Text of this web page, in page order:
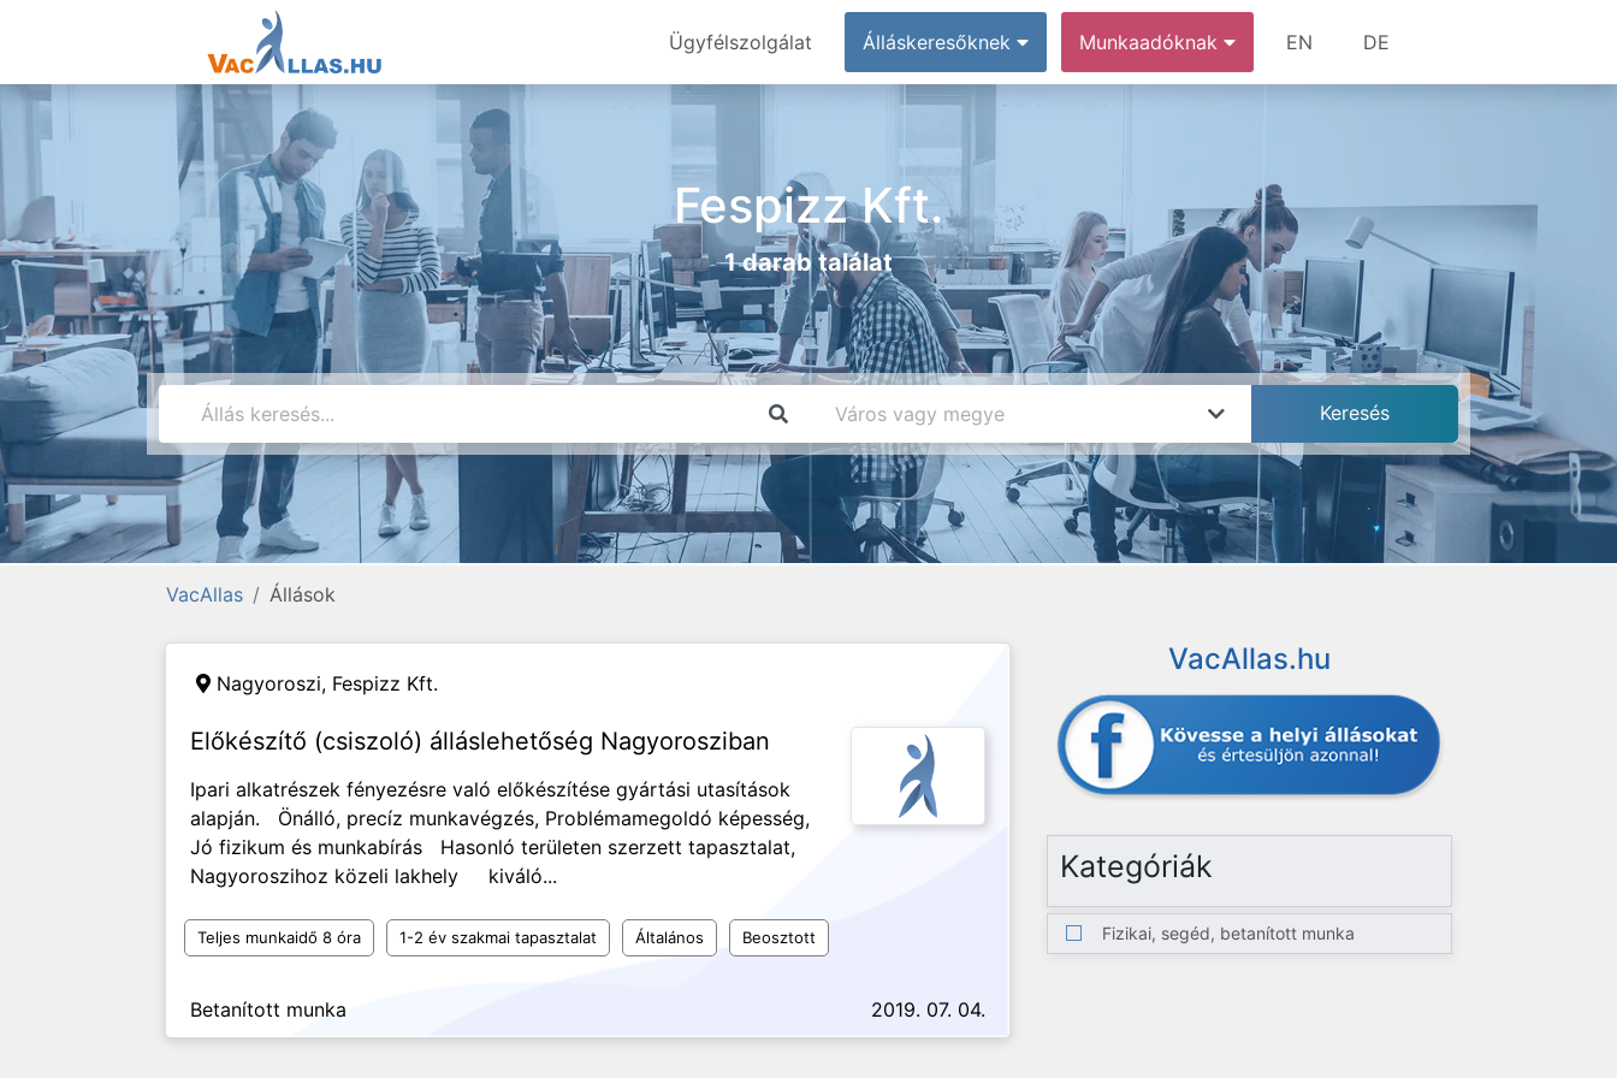
Ügyfélszolgálat Álláskeresőknek Munkaadóknak EN DE
Fespizz Kft.
1 darab találat
VacAllas Állások
Nagyoroszi, Fespizz Kft.
Előkészítő (csiszoló) álláslehetőség Nagyorosziban
Ipari alkatrészek fényezésre való előkészítése gyártási utasítások
alapján. Önálló, precíz munkavégzés, Problémamegoldó képesség,
Jó fizikum és munkabírás Hasonló területen szerzett tapasztalat,
Nagyoroszihoz közeli lakhely kiváló...
Teljes munkaidő 8 óra 1-2 év szakmai tapasztalat Általános Beosztott
Betanított munka 2019. 07. 04.
VacAllas.hu
Kategóriák
Fizikai, segéd, betanított munka